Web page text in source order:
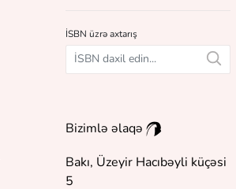
İSBN üzrə axtarış
Bizimlə əlaqə
Bakı, Üzeyir Hacıbəyli küçəsi
5